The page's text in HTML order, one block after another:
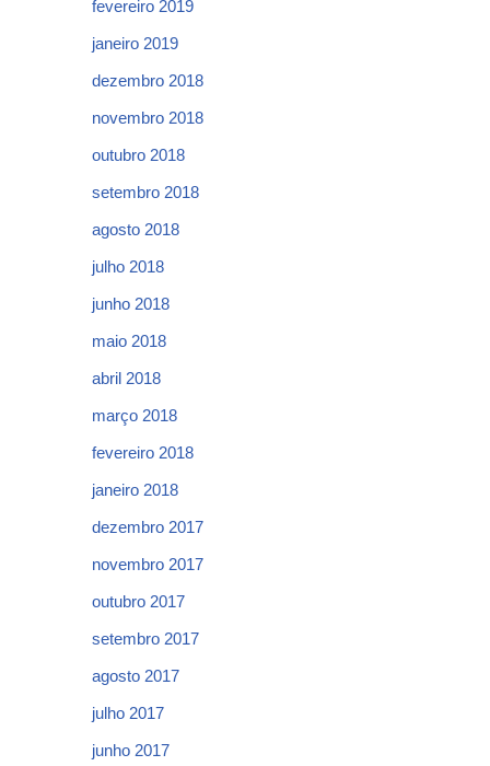
fevereiro 2019
janeiro 2019
dezembro 2018
novembro 2018
outubro 2018
setembro 2018
agosto 2018
julho 2018
junho 2018
maio 2018
abril 2018
março 2018
fevereiro 2018
janeiro 2018
dezembro 2017
novembro 2017
outubro 2017
setembro 2017
agosto 2017
julho 2017
junho 2017